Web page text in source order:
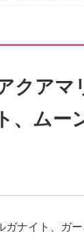
アマ
、ムー
ナイト、ガー